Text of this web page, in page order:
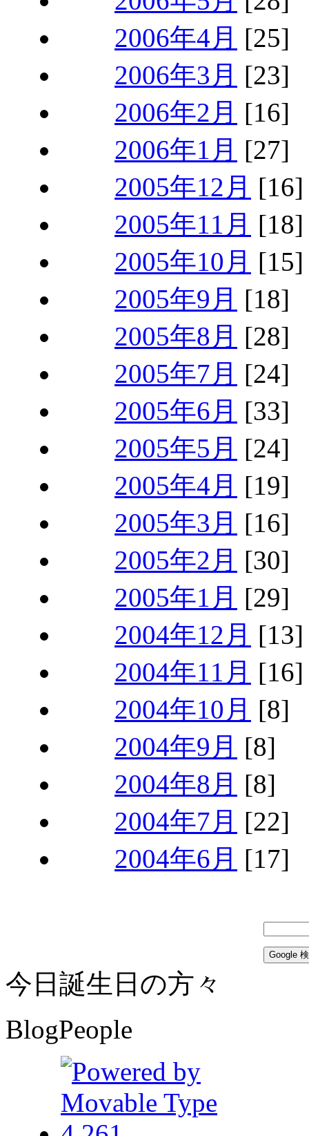
2006年4月 [25]
2006年3月 [23]
2006年2月 [16]
2006年1月 [27]
2005年12月 [16]
2005年11月 [18]
2005年10月 [15]
2005年9月 [18]
2005年8月 [28]
2005年7月 [24]
2005年6月 [33]
2005年5月 [24]
2005年4月 [19]
2005年3月 [16]
2005年2月 [30]
2005年1月 [29]
2004年12月 [13]
2004年11月 [16]
2004年10月 [8]
2004年9月 [8]
2004年8月 [8]
2004年7月 [22]
2004年6月 [17]
今日誕生日の方々
BlogPeople